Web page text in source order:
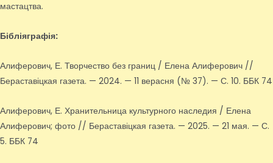
мастацтва.
Бібліяграфія:
Алиферович, Е. Творчество без границ / Елена Алиферович //
Бераставіцкая газета. — 2024. — 11 верасня (№ 37). — С. 10. ББК 74
Алиферович, Е. Хранительница культурного наследия / Елена
Алиферович; фото // Бераставіцкая газета. — 2025. — 21 мая. — С.
5. ББК 74